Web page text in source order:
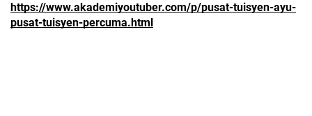
https://www.akademiyoutuber.com/p/pusat-tuisyen-ayu-
pusat-tuisyen-percuma.html